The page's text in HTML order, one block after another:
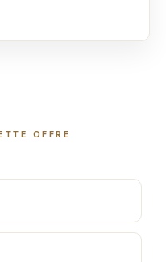
OFFRE